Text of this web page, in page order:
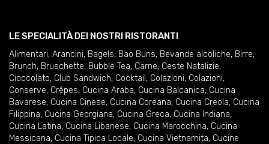
LE SPECIALITÀ DEI NOSTRI RISTORANTI
Alimentari, Arancini, Bagels, Bao Buns, Bevande alcoliche, Birre,
Brunch, Bruschette, Bubble Tea, Carne, Ceste Natalizie,
Cioccolato, Club Sandwich, Cocktail , Colazioni, Colazioni,
Conserve, Crêpes, Cucina Araba, Cucina Balcanica, Cucina
Bavarese, Cucina Cinese, Cucina Coreana, Cucina Creola, Cucina
Filippina, Cucina Georgiana, Cucina Greca, Cucina Indiana,
Cucina Latina, Cucina Libanese, Cucina Marocchina, Cucina
Messicana, Cucina Tipica Locale, Cucina Vietnamita, Cucine